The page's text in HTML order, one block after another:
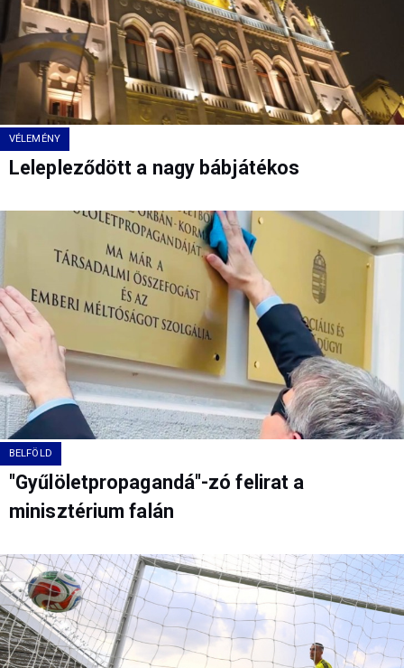
VÉLEMÉNY
Lelepleződött a nagy bábjátékos
BELFÖLD
"Gyűlöletpropagandá"-zó felirat a
minisztérium falán